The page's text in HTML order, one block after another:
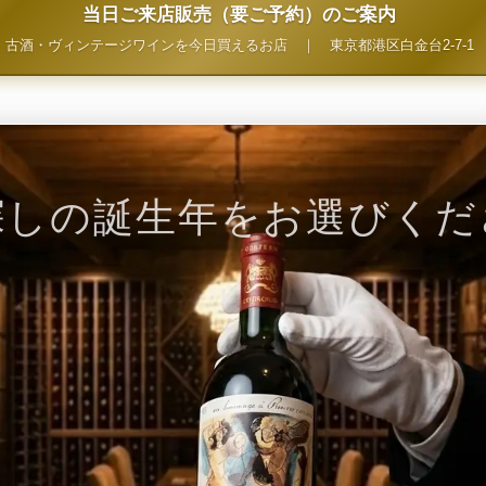
当日ご来店販売（要ご予約）のご案内
古酒・ヴィンテージワインを今日買えるお店｜ 東京都港区白金台2-7-1
の誕生年をお選びく